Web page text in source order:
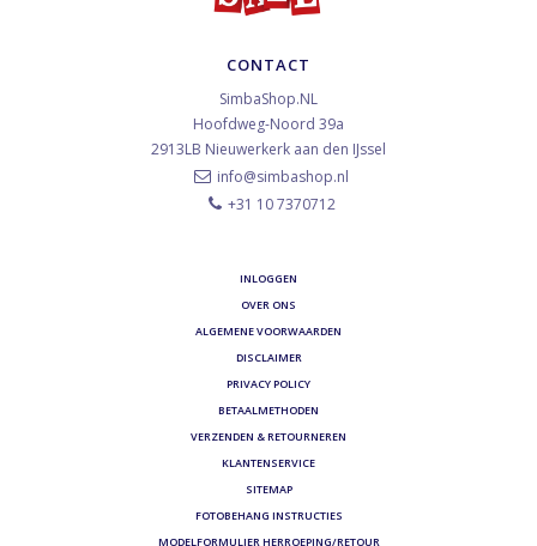
CONTACT
SimbaShop.NL
Hoofdweg-Noord 39a
2913LB Nieuwerkerk aan den IJssel
info@simbashop.nl
+31 10 7370712
INLOGGEN
OVER ONS
ALGEMENE VOORWAARDEN
DISCLAIMER
PRIVACY POLICY
BETAALMETHODEN
VERZENDEN & RETOURNEREN
KLANTENSERVICE
SITEMAP
FOTOBEHANG INSTRUCTIES
MODELFORMULIER HERROEPING/RETOUR